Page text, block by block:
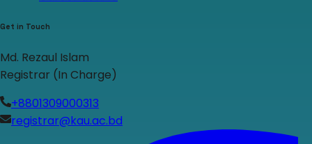
Get in Touch
Md. Rezaul Islam
Registrar (In Charge)
+8801309000313
registrar@kau.ac.bd